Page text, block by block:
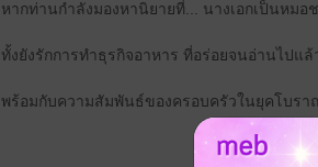
หากท่านกำลังมองหานิยายที่... นางเอกเป็นหม
ทั้งยังรักการทำธุรกิจอาหาร ที่อร่อยจนอ่านไปแ
พร้อมกับความสัมพันธ์ของครอบครัวในยุคโบร